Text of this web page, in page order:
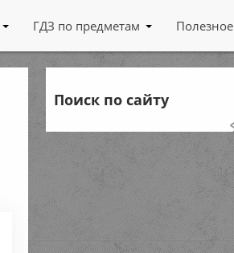
ГДЗ по предметам Полезное
Поиск по сайту